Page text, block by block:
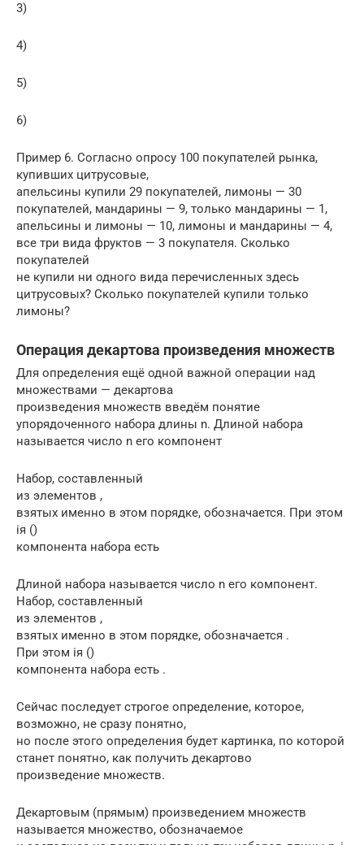
3)
4)
5)
6)
Пример 6. Согласно опросу 100 покупателей рынка,
купивших цитрусовые,
апельсины купили 29 покупателей, лимоны — 30
покупателей, мандарины — 9, только мандарины — 1,
апельсины и лимоны — 10, лимоны и мандарины — 4,
все три вида фруктов — 3 покупателя. Сколько
покупателей
не купили ни одного вида перечисленных здесь
цитрусовых? Сколько покупателей купили только
лимоны?
Операция декартова произведения множеств
Для определения ещё одной важной операции над
множествами — декартова
произведения множеств введём понятие
упорядоченного набора длины n. Длиной набора
называется число n его компонент
Набор, составленный
из элементов ,
взятых именно в этом порядке, обозначается. При этом
iя ()
компонента набора есть
Длиной набора называется число n его компонент.
Набор, составленный
из элементов ,
взятых именно в этом порядке, обозначается .
При этом iя ()
компонента набора есть .
Сейчас последует строгое определение, которое,
возможно, не сразу понятно,
но после этого определения будет картинка, по которой
станет понятно, как получить декартово
произведение множеств.
Декартовым (прямым) произведением множеств
называется множество, обозначаемое